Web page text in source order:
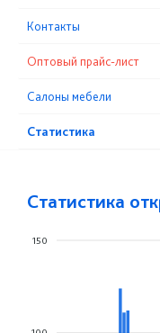
Контакты
Оптовый прайс-лист
Cалоны мебели
Статистика
Статистика
150